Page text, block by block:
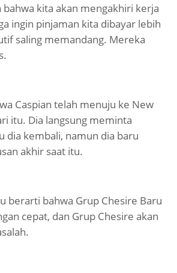
kita akan mengakhiri kerja
ingin pinjaman kita dibayar lebih
saling memandang. Mereka
Caspian telah menuju ke New
itu. Dia langsung meminta
dia kembali, namun dia baru
akhir saat itu.
berarti bahwa Grup Chesire Baru
cepat, dan Grup Chesire akan